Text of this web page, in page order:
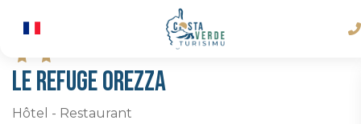
LE REFUGE OREZZA
Hôtel - Restaurant